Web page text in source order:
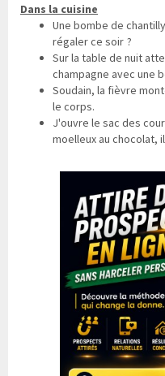
Dans la cuisine
Une bombe de
régaler ce soir ?
Sur la table de nuit
champagne avec une
Soudain, la fièvre
le corps.
J'ouvre le sac des
moelleux au chocolat,